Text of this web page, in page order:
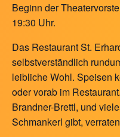
Beginn der
19:30 Uhr.
Das Restaurant St.
selbstverständlich
leibliche Wohl. Speisen
oder vorab im
Brandner-Brettl, und
Schmankerl gibt,